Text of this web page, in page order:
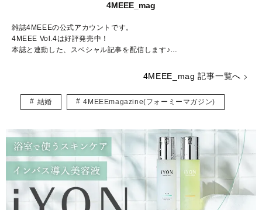
4MEEE_mag
雑誌4MEEEの公式アカウントです。
4MEEE Vol.4は好評発売中！
本誌と連動した、スペシャル記事を配信します♪
https://www.amazon.co.jp/dp/4073
4MEEE_mag 記事一覧へ
結婚 4MEEEmagazine(フォーミーマガジン)